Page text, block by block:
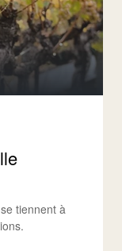
tiennent à